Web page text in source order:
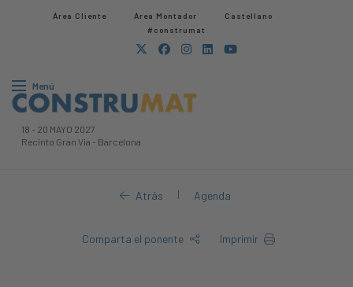
Área Cliente Área Montador
Castellano
#construmat
Menú
18 - 20 MAYO 2027
Recinto Gran Via - Barcelona
Atrás | Agenda
Comparta el ponente Imprimir